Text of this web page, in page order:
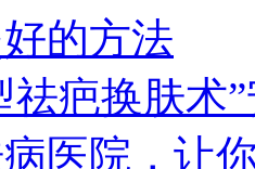
的方法
祛疤换肤术
医院，让